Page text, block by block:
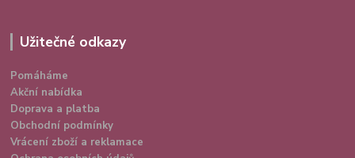
Užitečné odkazy
Pomáháme
Akční nabídka
Doprava a platba
Obchodní podmínky
Vrácení zboží a reklamace